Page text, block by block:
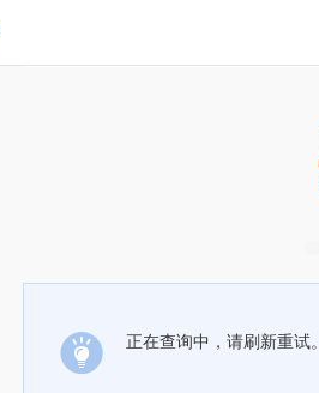
正在查询中，请刷新重试。